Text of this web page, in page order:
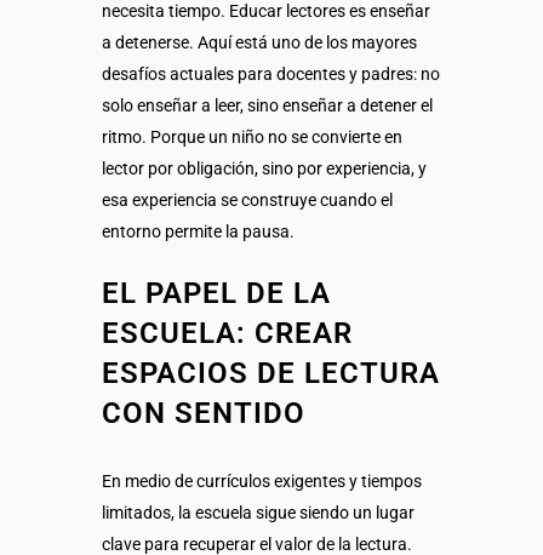
necesita tiempo. Educar lectores es enseñar
a detenerse. Aquí está uno de los mayores
desafíos actuales para docentes y padres: no
solo enseñar a leer, sino enseñar a detener el
ritmo. Porque un niño no se convierte en
lector por obligación, sino por experiencia, y
esa experiencia se construye cuando el
entorno permite la pausa.
EL PAPEL DE LA
ESCUELA: CREAR
ESPACIOS DE LECTURA
CON SENTIDO
En medio de currículos exigentes y tiempos
limitados, la escuela sigue siendo un lugar
clave para recuperar el valor de la lectura.